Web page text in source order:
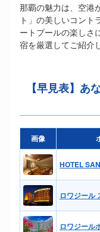
那覇の魅力は、空港
ト」の美しいコン
ートプールの楽しさ
宿を厳選してご紹介
【早見表】あ
画像
HOTEL
ロワジール
ロワジール